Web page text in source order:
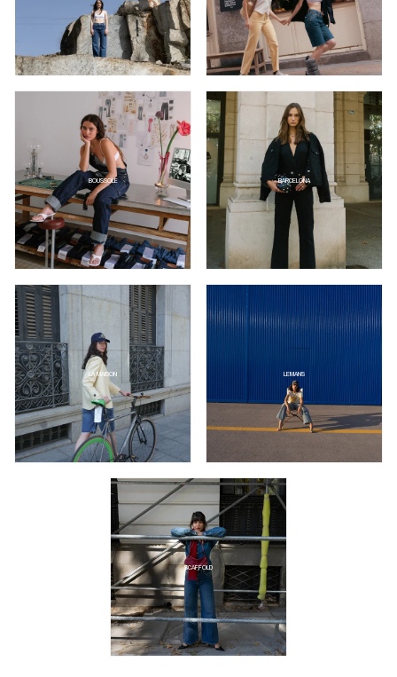
BOUSSOLE BARCELONA
LA MAISON LEMANS
SCAFFOLD